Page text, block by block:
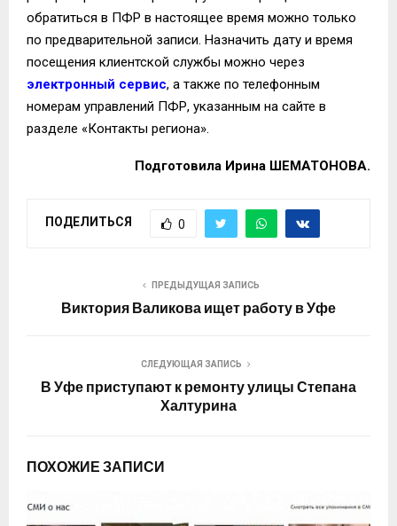
обратиться в ПФР в настоящее время можно только
по предварительной записи. Назначить дату и время
посещения клиентской службы можно через
электронный сервис, а также по телефонным
номерам управлений ПФР, указанным на сайте в
разделе «Контакты региона».
Подготовила Ирина ШЕМАТОНОВА.
ПОДЕЛИТЬСЯ 0
ПРЕДЫДУЩАЯ ЗАПИСЬ
Виктория Валикова ищет работу в Уфе
СЛЕДУЮЩАЯ ЗАПИСЬ
В Уфе приступают к ремонту улицы Степана
Халтурина
ПОХОЖИЕ ЗАПИСИ